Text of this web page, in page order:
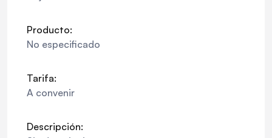
Producto:
No especificado
Tarifa:
A convenir
Descripción: